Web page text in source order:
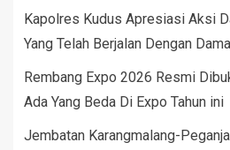
Kapolres Kudus Apresiasi Aksi
Yang Telah Berjalan Dengan
Rembang Expo 2026 Resmi
Ada Yang Beda Di Expo Tahun ini
Jembatan Karangmalang-